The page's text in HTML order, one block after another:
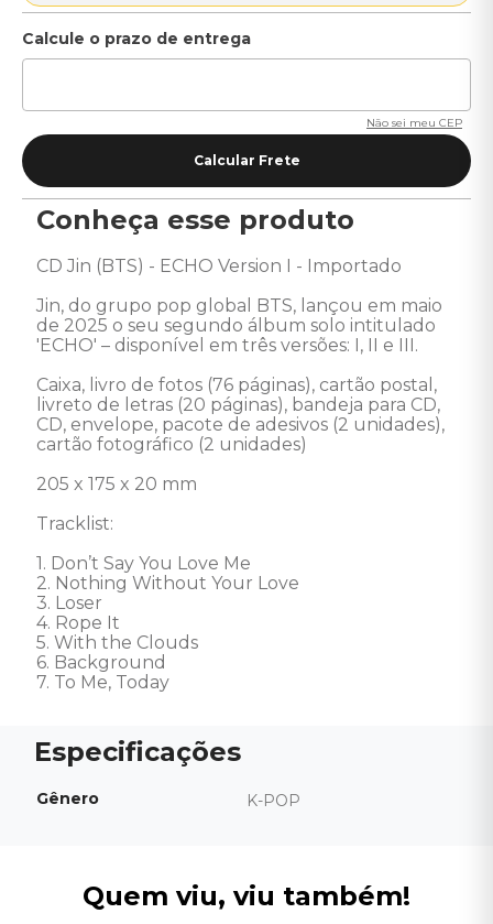
Não sei meu CEP
Conheça esse produto
CD Jin (BTS) - ECHO Version I - Importado
Jin, do grupo pop global BTS, lançou em maio
de 2025 o seu segundo álbum solo intitulado
'ECHO' – disponível em três versões: I, II e III.
Caixa, livro de fotos (76 páginas), cartão postal,
livreto de letras (20 páginas), bandeja para CD,
CD, envelope, pacote de adesivos (2 unidades),
cartão fotográfico (2 unidades)
205 x 175 x 20 mm
Tracklist:
1. Don’t Say You Love Me
2. Nothing Without Your Love
3. Loser
4. Rope It
5. With the Clouds
6. Background
7. To Me, Today
Gênero K-POP
Quem viu, viu também!